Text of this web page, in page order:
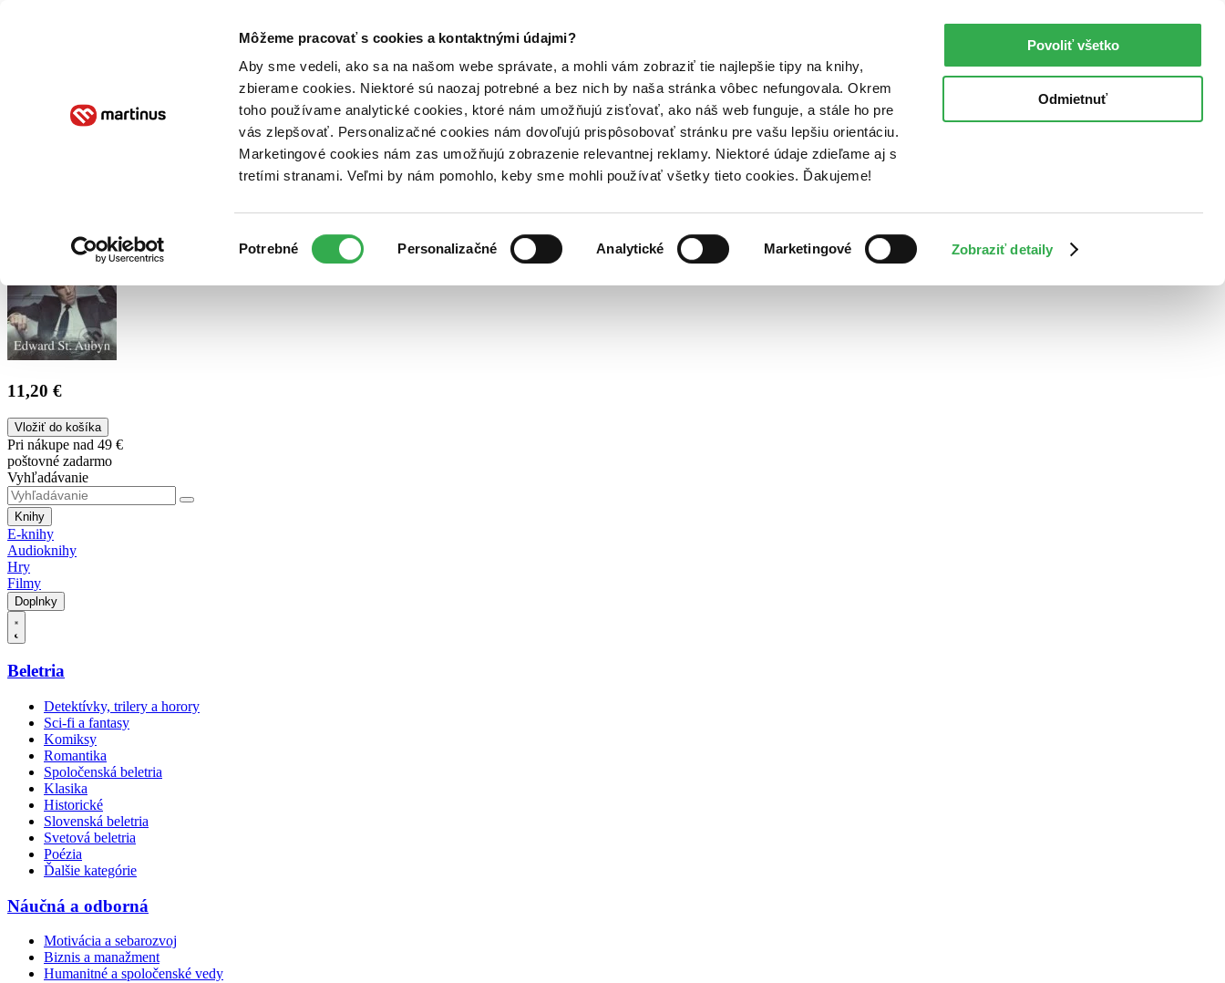
Môžeme pracovať s cookies a kontaktnými údajmi?
Aby sme vedeli, ako sa na našom webe správate, a mohli vám zobraziť tie najlepšie tipy na knihy,
zbierame cookies. Niektoré sú naozaj potrebné a bez nich by naša stránka vôbec nefungovala. Okrem
toho používame analytické cookies, ktoré nám umožňujú zisťovať, ako náš web funguje, a stále ho pre
vás zlepšovať. Personalizačné cookies nám dovoľujú prispôsobovať stránku pre vašu lepšiu orientáciu.
Marketingové cookies nám zas umožňujú zobrazenie relevantnej reklamy. Niektoré údaje zdieľame aj s
tretími stranami. Veľmi by nám pomohlo, keby sme mohli používať všetky tieto cookies. Ďakujeme!
súhlasu
Potrebné Personalizačné Analytické Marketingové Zobraziť detaily
Povoliť všetko
Odmietnuť
Poukážky Kontakt
11,20 €
Vložiť do košíka
Pri nákupe nad 49 €
poštovné zadarmo
Vyhľadávanie
Knihy
E-knihy
Audioknihy
Hry
Filmy
Doplnky
Beletria
Detektívky, trilery a horory
Sci-fi a fantasy
Komiksy
Romantika
Spoločenská beletria
Klasika
Historické
Slovenská beletria
Svetová beletria
Poézia
Ďalšie kategórie
Náučná a odborná
Motivácia a sebarozvoj
Biznis a manažment
Humanitné a spoločenské vedy